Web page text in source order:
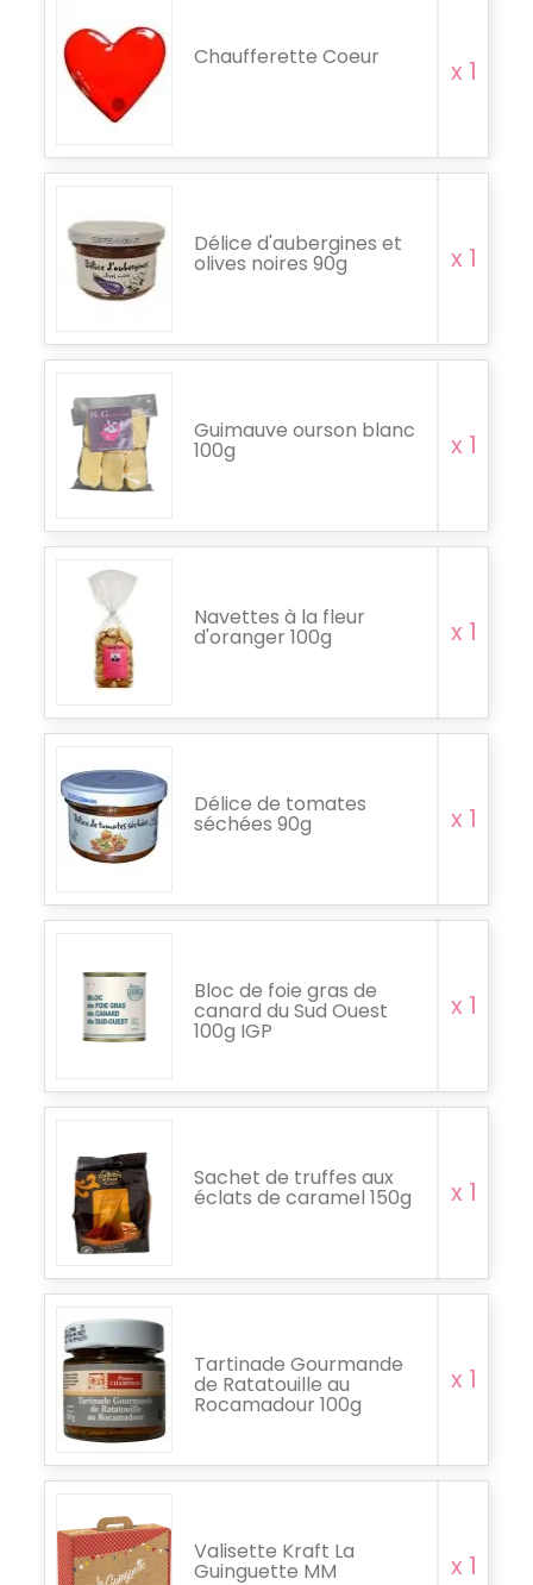
Chaufferette Coeur x 1
Délice d'aubergines et
olives noires 90g x 1
Guimauve ourson blanc
100g x 1
Navettes à la fleur
d'oranger 100g x 1
Délice de tomates
séchées 90g x 1
Bloc de foie gras de
canard du Sud Ouest
100g IGP
x 1
Sachet de truffes aux
éclats de caramel 150g x 1
Tartinade Gourmande
de Ratatouille au
Rocamadour 100g
x 1
Valisette Kraft La
Guinguette MM x 1